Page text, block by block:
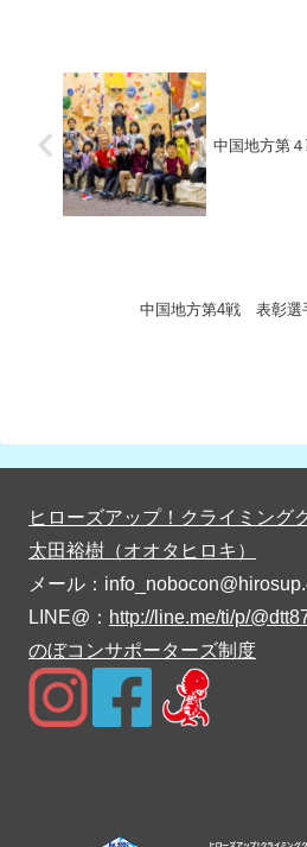
中国地方第
中国地方第4戦 表彰選
ヒローズアップ！クライミング
太田裕樹（オオタヒロキ）
メール：
LINE@： http://line.me/ti/p/
のぼコンサポーターズ制度